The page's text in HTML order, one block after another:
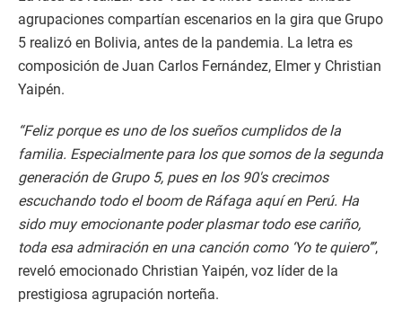
agrupaciones compartían escenarios en la gira que Grupo
5 realizó en Bolivia, antes de la pandemia. La letra es
composición de Juan Carlos Fernández, Elmer y Christian
Yaipén.
“Feliz porque es uno de los sueños cumplidos de la
familia. Especialmente para los que somos de la segunda
generación de Grupo 5, pues en los 90′s crecimos
escuchando todo el boom de Ráfaga aquí en Perú. Ha
sido muy emocionante poder plasmar todo ese cariño,
toda esa admiración en una canción como ‘Yo te quiero’”,
reveló emocionado Christian Yaipén, voz líder de la
prestigiosa agrupación norteña.